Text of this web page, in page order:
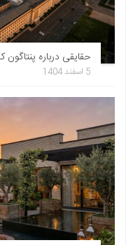
حقایقی درباره
5 اسفند 1404